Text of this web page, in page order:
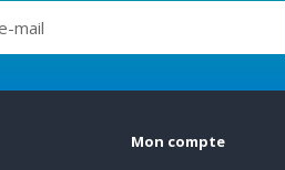
Mon compte